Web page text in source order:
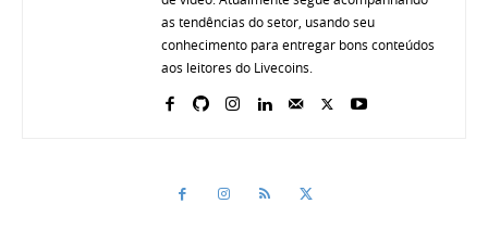
as tendências do setor, usando seu
conhecimento para entregar bons conteúdos
aos leitores do Livecoins.